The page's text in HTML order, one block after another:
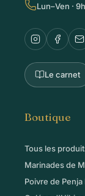
Lun–Ven ·
Le carnet
Boutique
Tous les
Marinades de
Poivre de Penja